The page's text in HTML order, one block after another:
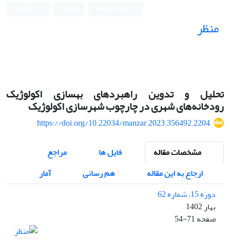
منظر
تحلیل و تدوین راهبردهای بهسازی اکولوژیک
رودخانه‌های شهری در چارچوب شهرسازی اکولوژیک
https://doi.org/10.22034/manzar.2023.356492.2204
مشخصات مقاله
فایل ها
مراجع
ارجاع به این مقاله
هم رسانی
آمار
دوره 15، شماره 62
بهار 1402
صفحه54-71